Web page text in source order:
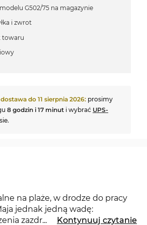
G502/75 na magazynie
i zwrot
towaru
do 11 sierpnia 2026: prosimy
8 godzin i 17 minut i wybrać UPS-
na plaże, w drodze do pracy
jednak jedną wadę:
zazdrośników. Z nowymi
... Kontynuuj czytanie